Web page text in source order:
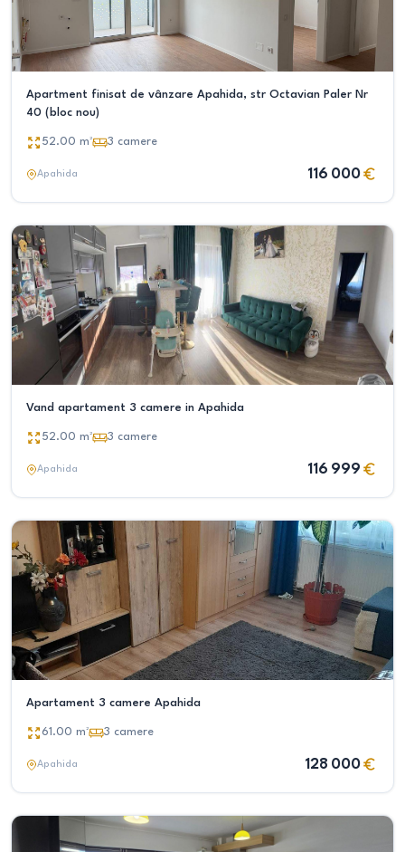
Apartment finisat de vânzare Apahida, str Octavian Paler Nr
40 (bloc nou)
52.00 m² 3 camere
Apahida 116 000
Vand apartament 3 camere in Apahida
52.00 m² 3 camere
Apahida 116 999
Apartament 3 camere Apahida
61.00 m² 3 camere
Apahida 128 000